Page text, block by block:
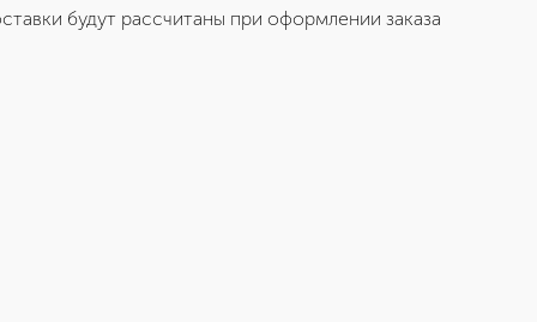
будут рассчитаны при оформлении заказа